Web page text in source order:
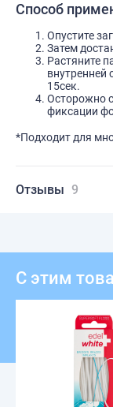
Способ
Опустите
Затем
Растяните
внутренней
15сек.
Осторожно
фиксации
*Подходит для
Отзывы 9
С этим